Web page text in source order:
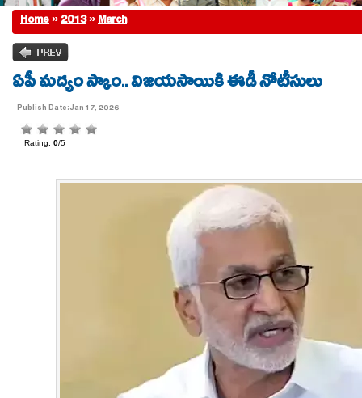
Home»2013»March
ఏపీ మద్యం స్కాం.. విజయసాయికి ఈడీ నోటీసులు
Publish Date:Jan 17, 2026